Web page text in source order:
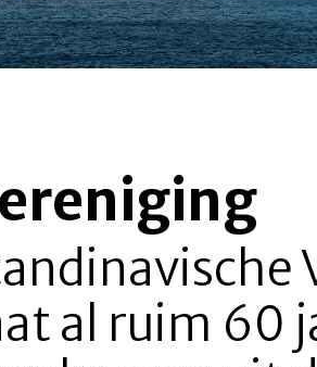
al ruim 60